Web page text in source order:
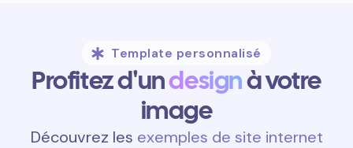
Template personnalisé
Profitez d'undesignà votre
image
Découvrez les exemples de site internet